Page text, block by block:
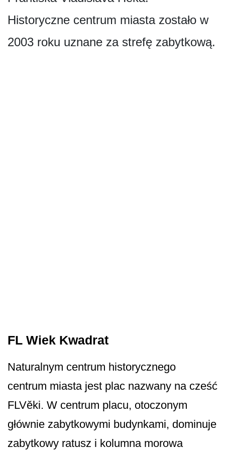
Historyczne centrum miasta zostało w
2003 roku uznane za strefę zabytkową.
FL Wiek Kwadrat
Naturalnym centrum historycznego
centrum miasta jest plac nazwany na cześć
FLVěki. W centrum placu, otoczonym
głównie zabytkowymi budynkami, dominuje
zabytkowy ratusz i kolumna morowa